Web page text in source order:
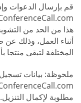
قم بإرسال الدعوات
هذا من الحد من
أثناء العمل، وذلك
المختلفة لتبقى منتجا
ملحوظة: بيانات
مطلوبة لإكمال